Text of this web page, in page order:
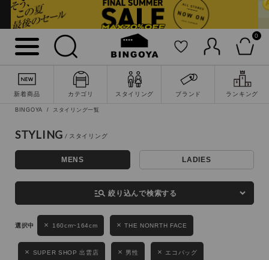
0
新着商品 カテゴリ スタイリング ブランド ランキング
詳細検索
キーワード
性別
MENS LADIES
BINGOYA スタイリング一覧
STYLING
MENS LADIES
manage_search 絞り込んで検索する
160cm~164cm THE NONRTH FACE
SUPER SHOP 出雲店 男性 エコバッグ